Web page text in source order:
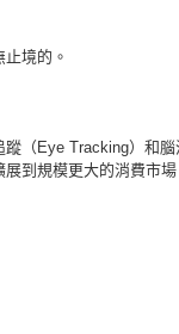
境的。
（Eye Tracking）和
到規模更大的消費市